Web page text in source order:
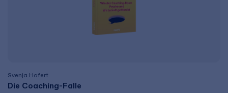
Svenja Hofert
Die Coaching-Falle